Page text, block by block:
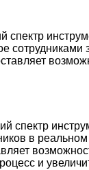
спектр
сотрудниками
спектр
в
и